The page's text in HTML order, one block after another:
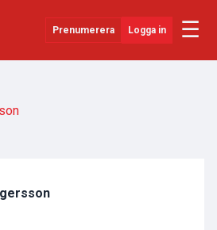
Prenumerera Logga in ☰